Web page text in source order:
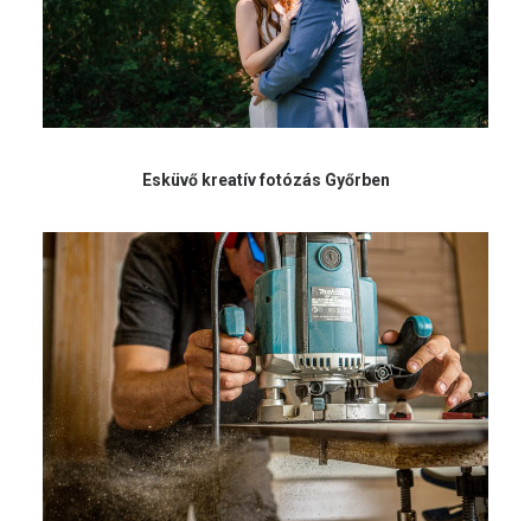
Esküvő kreatív fotózás Győrben